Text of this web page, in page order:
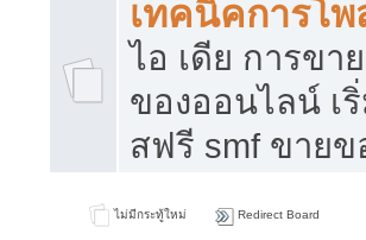
เทคนิคการโ
ไอ เดีย การขา
ของออนไลน์ เ
สฟรี smf ขาย
ไม่มีกระทู้ใหม่ Redirect Board